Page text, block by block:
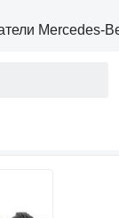
Mercedes-